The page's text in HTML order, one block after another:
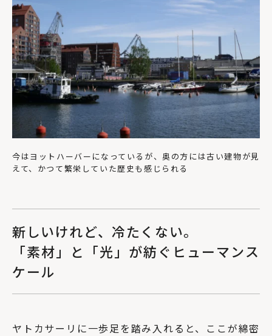
今はヨットハーバーになっているが、奥の方には古い建物が見
えて、かつて繁栄していた歴史も感じられる
新しいけれど、冷たくない。
「素材」と「光」が紡ぐヒューマンス
ケール
ヤトカサーリに一歩足を踏み入れると、ここが綿密